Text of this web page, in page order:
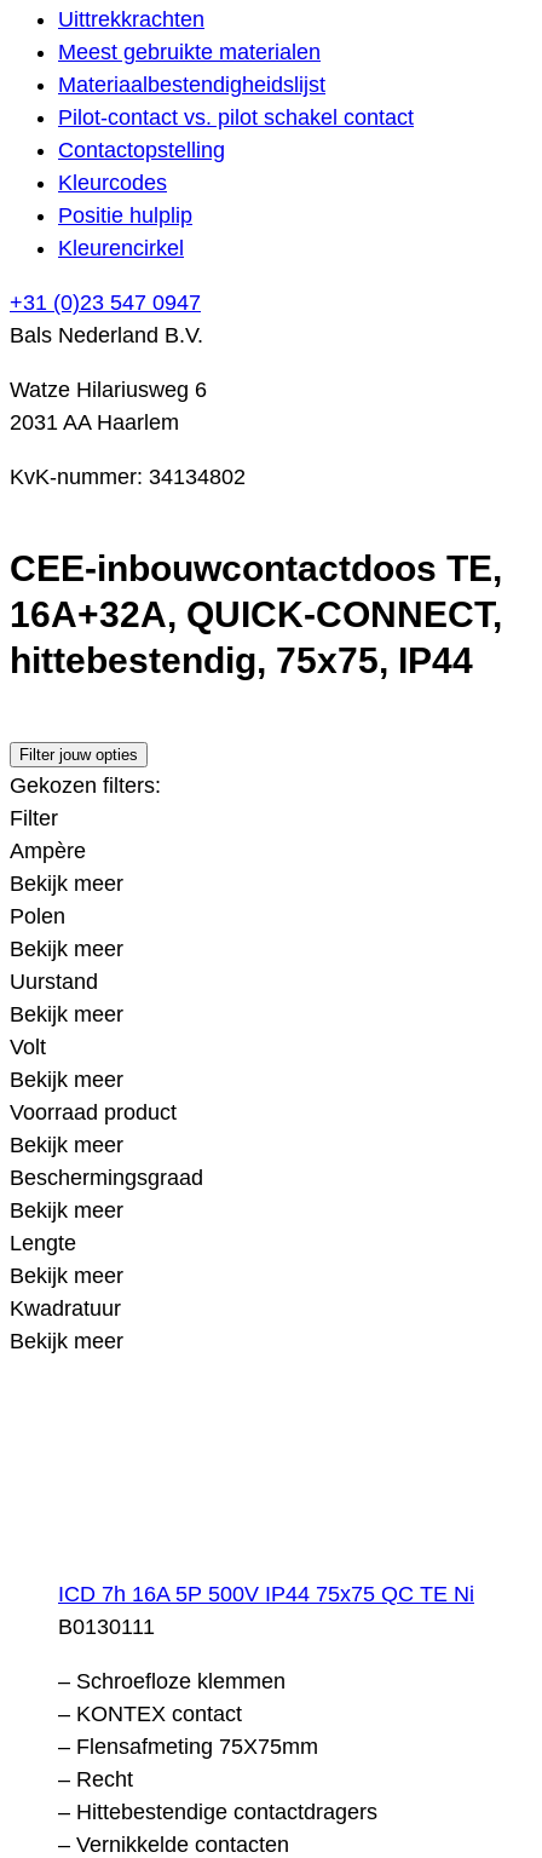
Uittrekkrachten
Meest gebruikte materialen
Materiaalbestendigheidslijst
Pilot-contact vs. pilot schakel contact
Contactopstelling
Kleurcodes
Positie hulplip
Kleurencirkel
+31 (0)23 547 0947
Bals Nederland B.V.
Watze Hilariusweg 6
2031 AA Haarlem
KvK-nummer: 34134802
CEE-inbouwcontactdoos TE,
16A+32A, QUICK-CONNECT,
hittebestendig, 75x75, IP44
Filter jouw opties
Gekozen filters:
Filter
Ampère
Bekijk meer
Polen
Bekijk meer
Uurstand
Bekijk meer
Volt
Bekijk meer
Voorraad product
Bekijk meer
Beschermingsgraad
Bekijk meer
Lengte
Bekijk meer
Kwadratuur
Bekijk meer
ICD 7h 16A 5P 500V IP44 75x75 QC TE Ni
B0130111
– Schroefloze klemmen
– KONTEX contact
– Flensafmeting 75X75mm
– Recht
– Hittebestendige contactdragers
– Vernikkelde contacten